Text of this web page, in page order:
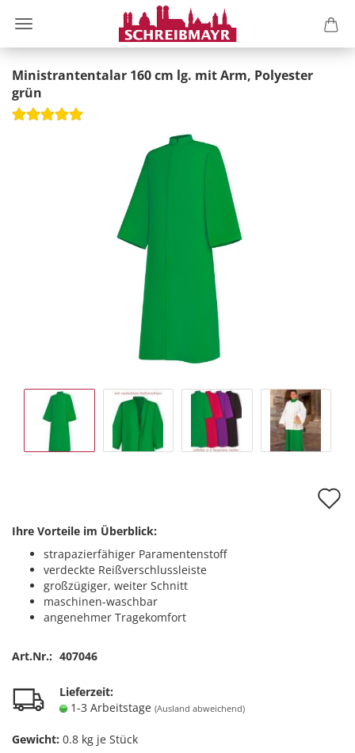
Ministrantentalar 160 cm lg. mit Arm, Polyester
grün
Ihre Vorteile im Überblick:
strapazierfähiger Paramentenstoff
verdeckte Reißverschlussleiste
großzügiger, weiter Schnitt
maschinen-waschbar
angenehmer Tragekomfort
Art.Nr.: 407046
Lieferzeit:
1-3 Arbeitstage (Ausland abweichend)
Gewicht: 0.8 kg je Stück